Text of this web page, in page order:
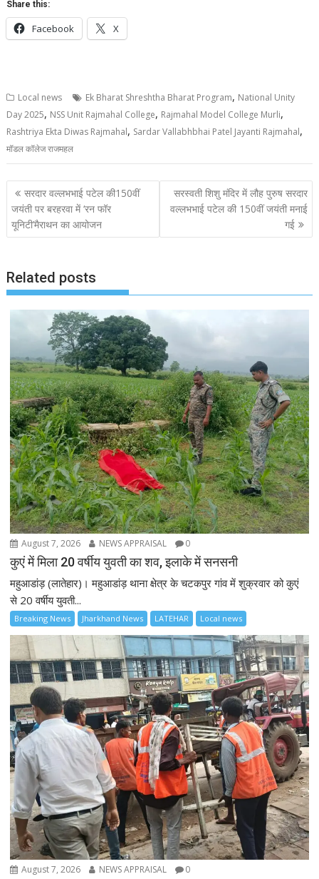
Share this:
Facebook X
Local news Ek Bharat Shreshtha Bharat Program, National Unity
Day 2025, NSS Unit Rajmahal College, Rajmahal Model College Murli,
Rashtriya Ekta Diwas Rajmahal, Sardar Vallabhbhai Patel Jayanti Rajmahal,
मॉडल कॉलेज राजमहल
Post
navigation
सरदार वल्लभभाई पटेल की150वीं
जयंती पर बरहरवा में ‘रन फॉर
यूनिटी’मैराथन का आयोजन
सरस्वती शिशु मंदिर में लौह पुरुष सरदार
वल्लभभाई पटेल की 150वीं जयंती मनाई
गई
Related posts
August 7, 2026 NEWS APPRAISAL 0
कुएं में मिला 20 वर्षीय युवती का शव, इलाके में सनसनी
महुआडांड़ (लातेहार)। महुआडांड़ थाना क्षेत्र के चटकपुर गांव में शुक्रवार को कुएं
से 20 वर्षीय युवती...
Breaking News Jharkhand News LATEHAR Local news
August 7, 2026 NEWS APPRAISAL 0